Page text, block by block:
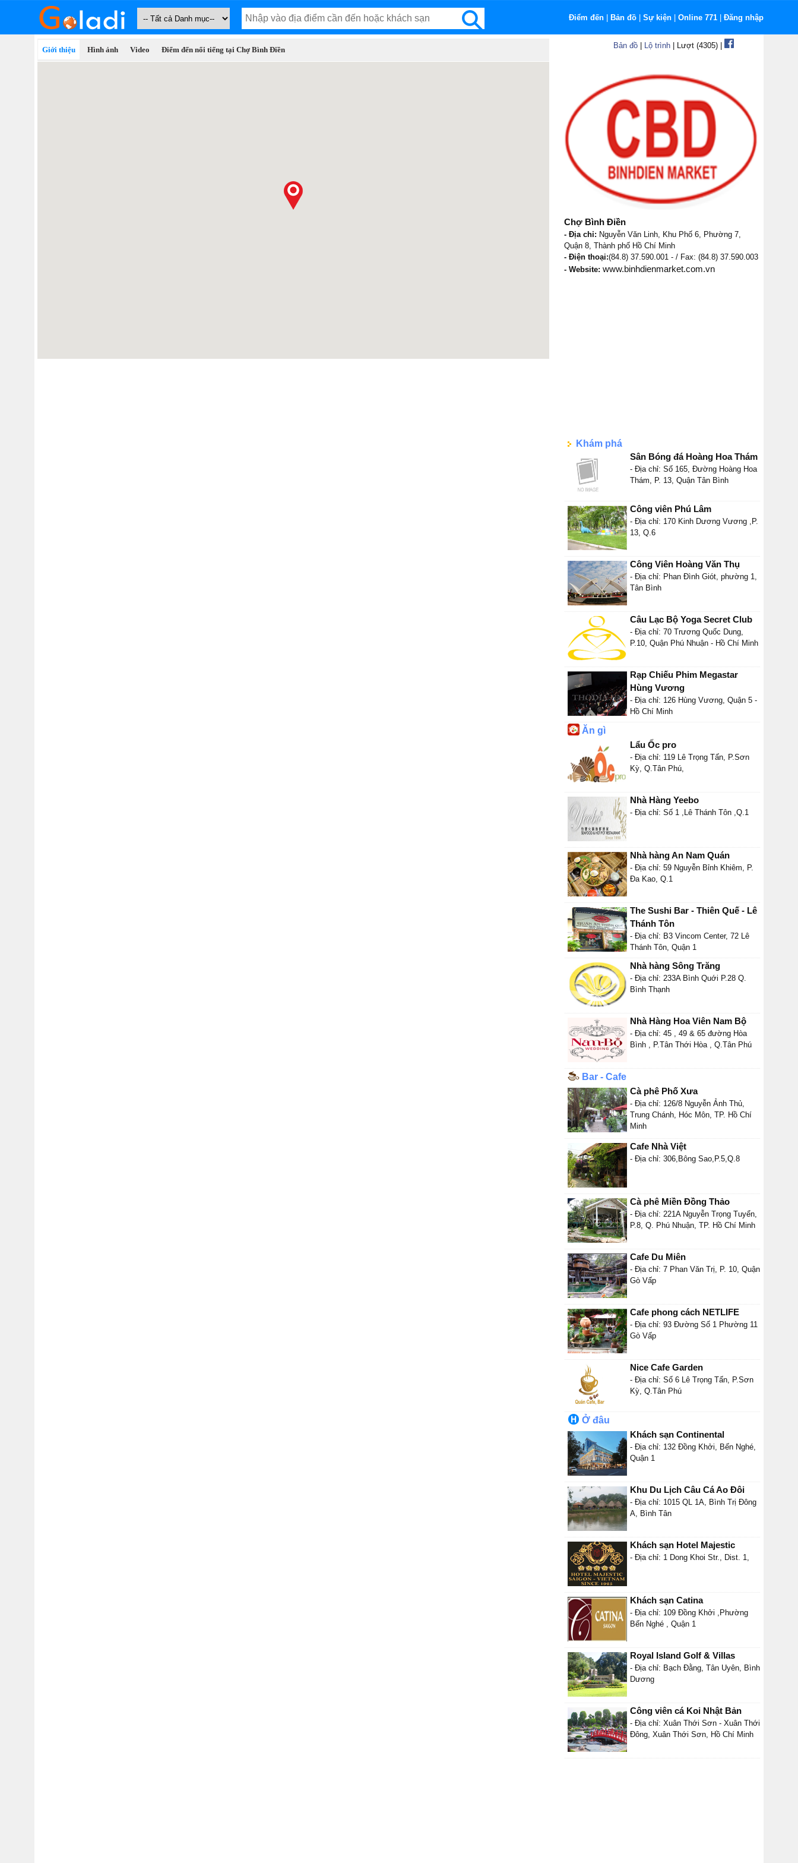
Điểm đến Bản đồ Sự kiện Online 771 Đăng nhập
Giới thiệu Hình ảnh Video Điểm đến nổi tiếng tại Chợ Bình Điền Bản đồ| Lộ trình| Lượt (4305) |
Chợ Bình Điền
- Địa chỉ: Nguyễn Văn Linh, Khu Phố 6, Phường 7,
Quận 8, Thành phố Hồ Chí Minh
- Điện thoại:(84.8) 37.590.001 - / Fax: (84.8) 37.590.003
- Website: www.binhdienmarket.com.vn
Khám phá
Sân Bóng đá Hoàng Hoa Thám
- Địa chỉ: Số 165, Đường Hoàng Hoa
Thám, P. 13, Quận Tân Bình
Công viên Phú Lâm
- Địa chỉ: 170 Kinh Dương Vương ,P.
13, Q.6
Công Viên Hoàng Văn Thụ
- Địa chỉ: Phan Đình Giót, phường 1,
Tân Bình
Câu Lạc Bộ Yoga Secret Club
- Địa chỉ: 70 Trương Quốc Dung,
P.10, Quận Phú Nhuận - Hồ Chí Minh
Rạp Chiếu Phim Megastar
Hùng Vương
- Địa chỉ: 126 Hùng Vương, Quận 5 -
Hồ Chí Minh
Ăn gì
Lẩu Ốc pro
- Địa chỉ: 119 Lê Trọng Tấn, P.Sơn
Kỳ, Q.Tân Phú,
Nhà Hàng Yeebo
- Địa chỉ: Số 1 ,Lê Thánh Tôn ,Q.1
Nhà hàng An Nam Quán
- Địa chỉ: 59 Nguyễn Bỉnh Khiêm, P.
Đa Kao, Q.1
The Sushi Bar - Thiên Quế - Lê
Thánh Tôn
- Địa chỉ: B3 Vincom Center, 72 Lê
Thánh Tôn, Quận 1
Nhà hàng Sông Trăng
- Địa chỉ: 233A Bình Quới P.28 Q.
Bình Thạnh
Nhà Hàng Hoa Viên Nam Bộ
- Địa chỉ: 45 , 49 & 65 đường Hòa
Bình , P.Tân Thới Hòa , Q.Tân Phú
Bar - Cafe
Cà phê Phố Xưa
- Địa chỉ: 126/8 Nguyễn Ảnh Thủ,
Trung Chánh, Hóc Môn, TP. Hồ Chí
Minh
Cafe Nhà Việt
- Địa chỉ: 306,Bông Sao,P.5,Q.8
Cà phê Miền Đồng Thảo
- Địa chỉ: 221A Nguyễn Trọng Tuyển,
P.8, Q. Phú Nhuận, TP. Hồ Chí Minh
Cafe Du Miên
- Địa chỉ: 7 Phan Văn Trị, P. 10, Quận
Gò Vấp
Cafe phong cách NETLIFE
- Địa chỉ: 93 Đường Số 1 Phường 11
Gò Vấp
Nice Cafe Garden
- Địa chỉ: Số 6 Lê Trọng Tấn, P.Sơn
Kỳ, Q.Tân Phú
Ở đâu
Khách sạn Continental
- Địa chỉ: 132 Đồng Khởi, Bến Nghé,
Quận 1
Khu Du Lịch Câu Cá Ao Đôi
- Địa chỉ: 1015 QL 1A, Bình Trị Đông
A, Bình Tân
Khách sạn Hotel Majestic
- Địa chỉ: 1 Dong Khoi Str., Dist. 1,
Khách sạn Catina
- Địa chỉ: 109 Đồng Khởi ,Phường
Bến Nghé , Quận 1
Royal Island Golf & Villas
- Địa chỉ: Bạch Đằng, Tân Uyên, Bình
Dương
Công viên cá Koi Nhật Bản
- Địa chỉ: Xuân Thới Sơn - Xuân Thới
Đông, Xuân Thới Sơn, Hồ Chí Minh